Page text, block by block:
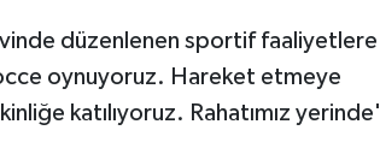
düzenlenen sportif faaliyetlere
oynuyoruz. Hareket etmeye
katılıyoruz. Rahatımız yerinde'